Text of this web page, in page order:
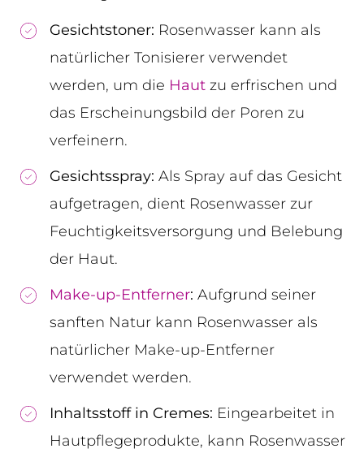
Gesichtstoner: Rosenwasser kann als
natürlicher Tonisierer verwendet
werden, um die Haut zu erfrischen und
das Erscheinungsbild der Poren zu
verfeinern.
Gesichtsspray: Als Spray auf das Gesicht
aufgetragen, dient Rosenwasser zur
Feuchtigkeitsversorgung und Belebung
der Haut.
Make-up-Entferner: Aufgrund seiner
sanften Natur kann Rosenwasser als
natürlicher Make-up-Entferner
verwendet werden.
Inhaltsstoff in Cremes: Eingearbeitet in
Hautpflegeprodukte, kann Rosenwasser